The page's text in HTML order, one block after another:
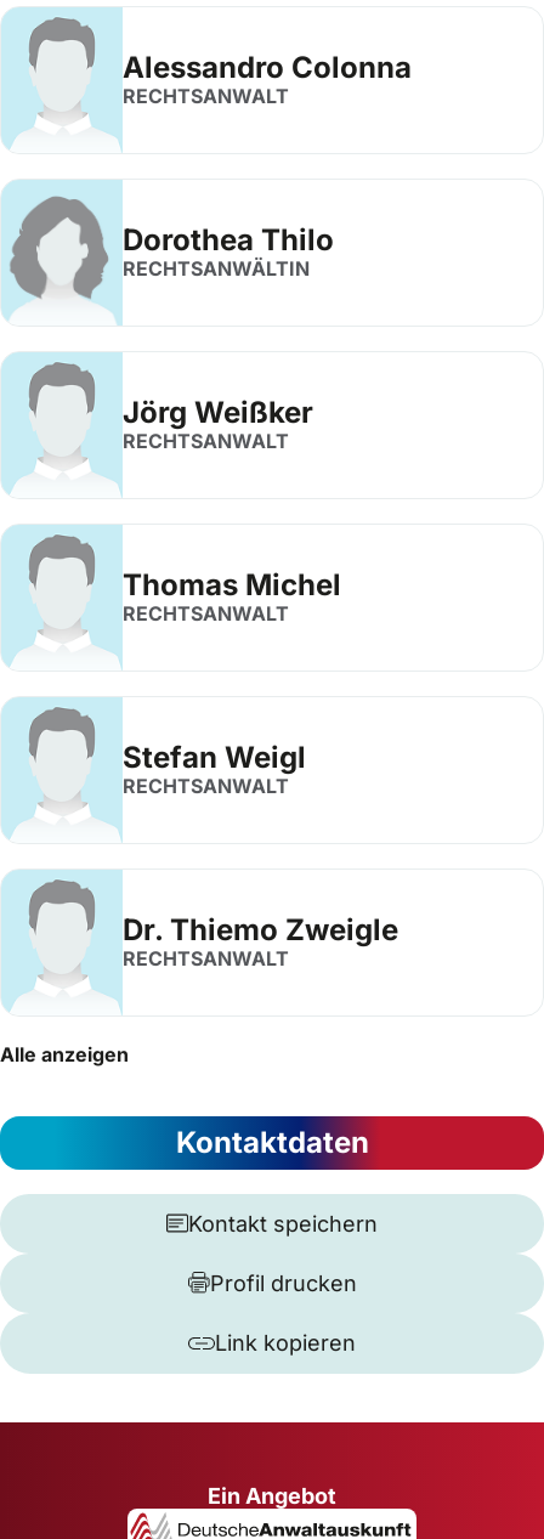
Alessandro Colonna
RECHTSANWALT
Dorothea Thilo
RECHTSANWÄLTIN
Jörg Weißker
RECHTSANWALT
Thomas Michel
RECHTSANWALT
Stefan Weigl
RECHTSANWALT
Dr. Thiemo Zweigle
RECHTSANWALT
Alle anzeigen
Kontaktdaten
Kontakt speichern
Profil drucken
Link kopieren
Ein Angebot